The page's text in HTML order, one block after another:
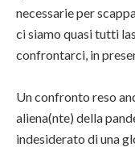
necessarie per
ci siamo quasi tutti
confrontarci, in
Un confronto reso
aliena(nte) della
indesiderato di una